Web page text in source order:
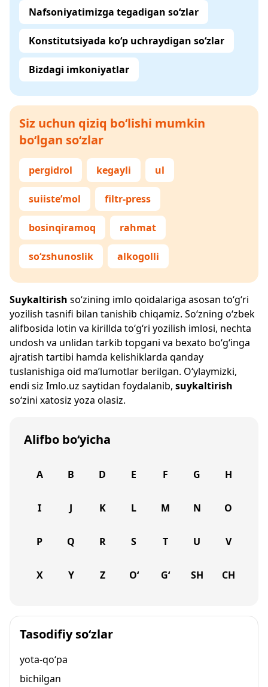
Nafsoniyatimizga tegadigan so‘zlar
Konstitutsiyada ko‘p uchraydigan so‘zlar
Bizdagi imkoniyatlar
Siz uchun qiziq bo‘lishi mumkin
bo‘lgan so‘zlar
pergidrol kegayli ul
suiiste’mol filtr-press
bosinqiramoq rahmat
so‘zshunoslik alkogolli
Suykaltirish so‘zining imlo qoidalariga asosan to‘g‘ri
yozilish tasnifi bilan tanishib chiqamiz. So‘zning o‘zbek
alifbosida lotin va kirillda to‘g‘ri yozilish imlosi, nechta
undosh va unlidan tarkib topgani va bexato bo‘g‘inga
ajratish tartibi hamda kelishiklarda qanday
tuslanishiga oid ma’lumotlar berilgan. O‘ylaymizki,
endi siz Imlo.uz saytidan foydalanib, suykaltirish
so‘zini xatosiz yoza olasiz.
Alifbo bo‘yicha
A B D E F G H
I J K L M N O
P Q R S T U V
X Y Z O‘ G‘ SH CH
Tasodifiy so‘zlar
yota-qo‘pa
bichilgan